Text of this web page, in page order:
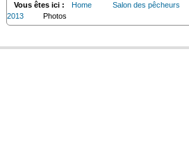
Vous êtes ici : Home Salon des pêcheurs
2013
Photos